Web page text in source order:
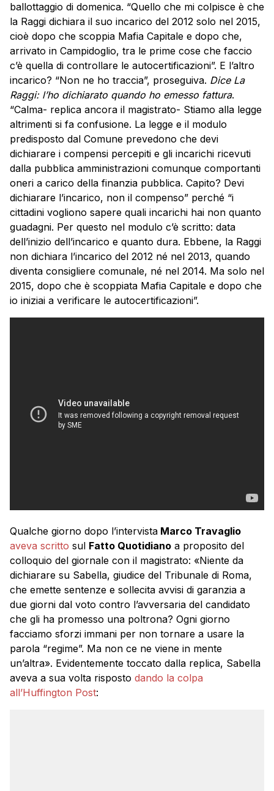
ballottaggio di domenica. “Quello che mi colpisce è che
la Raggi dichiara il suo incarico del 2012 solo nel 2015,
cioè dopo che scoppia Mafia Capitale e dopo che,
arrivato in Campidoglio, tra le prime cose che faccio
c’è quella di controllare le autocertificazioni”. E l’altro
incarico? “Non ne ho traccia”, proseguiva. Dice La
Raggi: l’ho dichiarato quando ho emesso fattura.
“Calma- replica ancora il magistrato- Stiamo alla legge
altrimenti si fa confusione. La legge e il modulo
predisposto dal Comune prevedono che devi
dichiarare i compensi percepiti e gli incarichi ricevuti
dalla pubblica amministrazioni comunque comportanti
oneri a carico della finanzia pubblica. Capito? Devi
dichiarare l’incarico, non il compenso” perché “i
cittadini vogliono sapere quali incarichi hai non quanto
guadagni. Per questo nel modulo c’è scritto: data
dell’inizio dell’incarico e quanto dura. Ebbene, la Raggi
non dichiara l’incarico del 2012 né nel 2013, quando
diventa consigliere comunale, né nel 2014. Ma solo nel
2015, dopo che è scoppiata Mafia Capitale e dopo che
io iniziai a verificare le autocertificazioni”.
Qualche giorno dopo l’intervista Marco Travaglio
aveva scritto sul Fatto Quotidiano a proposito del
colloquio del giornale con il magistrato: «Niente da
dichiarare su Sabella, giudice del Tribunale di Roma,
che emette sentenze e sollecita avvisi di garanzia a
due giorni dal voto contro l’avversaria del candidato
che gli ha promesso una poltrona? Ogni giorno
facciamo sforzi immani per non tornare a usare la
parola “regime”. Ma non ce ne viene in mente
un’altra». Evidentemente toccato dalla replica, Sabella
aveva a sua volta risposto dando la colpa
all’Huffington Post: